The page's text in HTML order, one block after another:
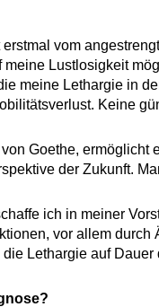
vom
meine Lustlosigkeit
meine Lethargie in
Keine
von Goethe,
der Zukunft.
ich in meiner
vor allem
Lethargie auf